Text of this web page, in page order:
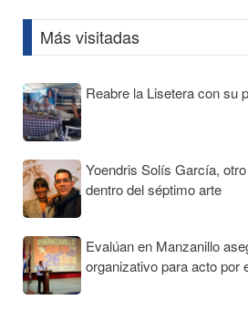
Más visitadas
Reabre la Lisetera con su
Yoendris Solís García,
dentro del séptimo arte
Evalúan en Manzanillo
organizativo para acto por